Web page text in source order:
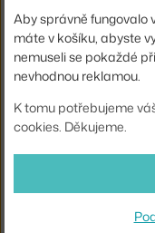
NORMANN COPENHAGEN
Aby správně fungovalo
máte v košíku, abyste
nemuseli se pokaždé
nevhodnou reklamou.
K tomu potřebujeme
cookies. Děkujeme.